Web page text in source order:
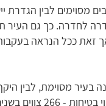
בעיר מסוימת, לבין